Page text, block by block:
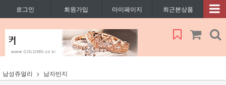
로그인 회원가입 마이페이지 최근본상품
남성쥬얼리 남자반지